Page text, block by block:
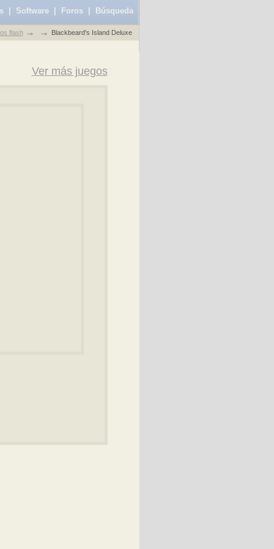
| Software| Foros| Búsqueda
flash Blackbeard's Island Deluxe
Ver más juegos